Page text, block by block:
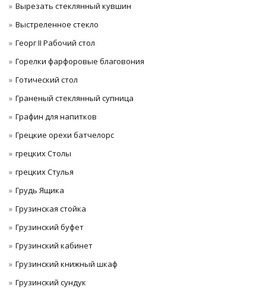
Вырезать стеклянный кувшин
Выстреленное стекло
Георг II Рабочий стол
Горелки фарфоровые благовония
Готический стол
Граненый стеклянный супница
Графин для напитков
Грецкие орехи батчелорс
грецких Столы
грецких Стулья
Грудь Ящика
Грузинская стойка
Грузинский буфет
Грузинский кабинет
Грузинский книжный шкаф
Грузинский сундук